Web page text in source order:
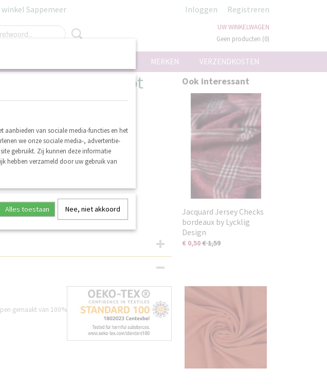
Sappemeer Inloggen Registreren
UW WINKELWAGEN
Geen producten (0)
VERZENDKOSTEN
MERKEN
Anton wafeltricot
77x150 cm
21%)
gemaakt van 100%
Ook interessant
Jacquard Jersey Checks
bordeaux by Lycklig
Design
€ 0,50€ 1,59
aanbieden van sociale media-functies en het
we onze sociale media-, advertentie-
gebruikt. Zij kunnen deze informatie
hebben verzameld door uw gebruik van
Alles toestaan Nee, niet akkoord